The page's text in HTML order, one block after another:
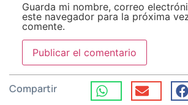
Guarda mi nombre, correo
este navegador para la próxima
comente.
Compartir